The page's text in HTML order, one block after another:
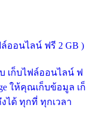
ล์ออนไลน์ ฟรี 2 GB )
เก็บไฟล์ออนไลน์ ฟ
ให้คุณเก็บข้อมูล เก็
ได้ ทุกที่ ทุกเวลา